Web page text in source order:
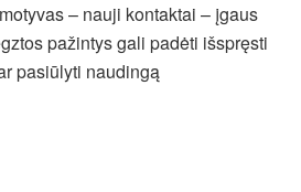
– nauji kontaktai – įgaus
pažintys gali padėti išspręsti
pasiūlyti naudingą